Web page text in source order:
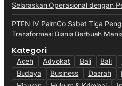
Selaraskan Operasional dengan
PTPN IV PalmCo Sabet Tiga
Transformasi Bisnis Berbuah
Kategori
Aceh Advokat Bali Bali
Budaya
Business Daerah